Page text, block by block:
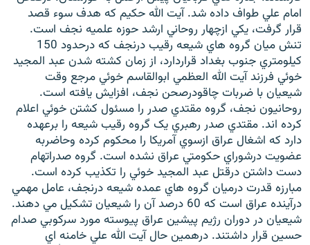
امام علي طواف داده شد. آيت الله حکيم که هدف سوء قصد
قرار گرفت، يکي ازچهار روحاني ارشد حوزه علميه نجف است.
تنش ميان گروه هاي شيعه رقيب درنجف که درحدود 150
کيلومتري جنوب بغداد قراردارد، از زمان کشته شدن عبد المجيد
خوئي فرزند آيت الله العظمي ابوالقاسم خوئي مرجع وقت
شيعيان با ضربات چاقودرصحن نجف، افزايش يافته است.
روحانيون نجف، گروه مقتدي صدر را مسئول کشتن خوئي اعلام
کرده اند. مقتدي صدر رهبري يک گروه رقيب شيعه را برعهده
دارد که اشغال عراق ازسوي آمريکا را محکوم کرده وحاضربه
عضويت درشوراي حکومتي عراق نشده است. گروه صدراتهام
دست داشتن درقتل عبد المجيد خوئي را تکذيب کرده است.
مبارزه قدرت درميان گروه هاي عمده شيعه درنجف، عامل مهمي
درآينده عراق است که 60 درصد آن را شيعيان تشکيل مي دهند.
شيعيان در دوران رژيم پيشين عراق پيوسته مورد سرکوبي صدام
حسين قرار داشتند. درهمين حال آيت الله علي خامنه اي